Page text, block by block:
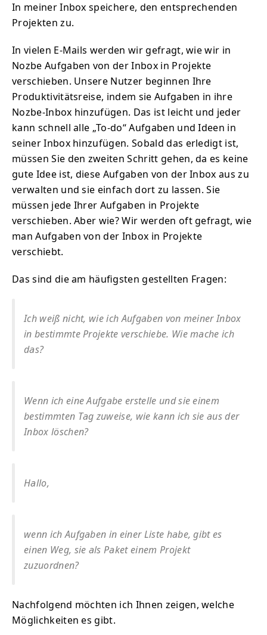
In meiner Inbox speichere, den entsprechenden
Projekten zu.
In vielen E-Mails werden wir gefragt, wie wir in
Nozbe Aufgaben von der Inbox in Projekte
verschieben. Unsere Nutzer beginnen Ihre
Produktivitätsreise, indem sie Aufgaben in ihre
Nozbe-Inbox hinzufügen. Das ist leicht und jeder
kann schnell alle „To-do“ Aufgaben und Ideen in
seiner Inbox hinzufügen. Sobald das erledigt ist,
müssen Sie den zweiten Schritt gehen, da es keine
gute Idee ist, diese Aufgaben von der Inbox aus zu
verwalten und sie einfach dort zu lassen. Sie
müssen jede Ihrer Aufgaben in Projekte
verschieben. Aber wie? Wir werden oft gefragt, wie
man Aufgaben von der Inbox in Projekte
verschiebt.
Das sind die am häufigsten gestellten Fragen:
Ich weiß nicht, wie ich Aufgaben von meiner Inbox
in bestimmte Projekte verschiebe. Wie mache ich
das?
Wenn ich eine Aufgabe erstelle und sie einem
bestimmten Tag zuweise, wie kann ich sie aus der
Inbox löschen?
Hallo,
wenn ich Aufgaben in einer Liste habe, gibt es
einen Weg, sie als Paket einem Projekt
zuzuordnen?
Nachfolgend möchten ich Ihnen zeigen, welche
Möglichkeiten es gibt.